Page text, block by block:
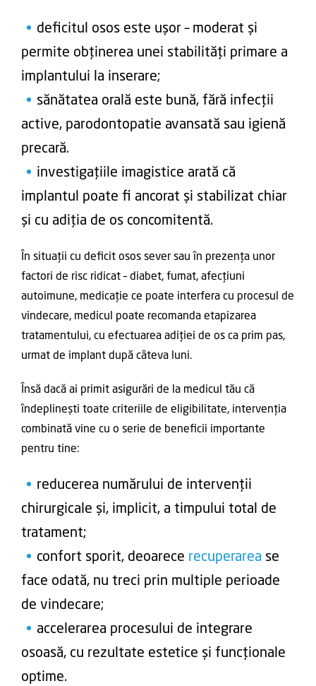
deficitul osos este ușor – moderat și
permite obținerea unei stabilități primare a
implantului la inserare;
sănătatea orală este bună, fără infecții
active, parodontopatie avansată sau igienă
precară.
investigațiile imagistice arată că
implantul poate fi ancorat și stabilizat chiar
și cu adiția de os concomitentă.
În situații cu deficit osos sever sau în prezența unor
factori de risc ridicat – diabet, fumat, afecțiuni
autoimune, medicație ce poate interfera cu procesul de
vindecare, medicul poate recomanda etapizarea
tratamentului, cu efectuarea adiției de os ca prim pas,
urmat de implant după câteva luni.
Însă dacă ai primit asigurări de la medicul tău că
îndeplinești toate criteriile de eligibilitate, intervenția
combinată vine cu o serie de beneficii importante
pentru tine:
reducerea numărului de intervenții
chirurgicale și, implicit, a timpului total de
tratament;
confort sporit, deoarece recuperarea se
face odată, nu treci prin multiple perioade
de vindecare;
accelerarea procesului de integrare
osoasă, cu rezultate estetice și funcționale
optime.